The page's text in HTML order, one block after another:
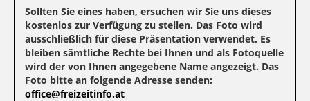
Sollten Sie eines haben, ersuchen wir Sie uns dieses
kostenlos zur Verfügung zu stellen. Das Foto wird
ausschließlich für diese Präsentation verwendet. Es
bleiben sämtliche Rechte bei Ihnen und als Fotoquelle
wird der von Ihnen angegebene Name angezeigt. Das
Foto bitte an folgende Adresse senden:
office@freizeitinfo.at